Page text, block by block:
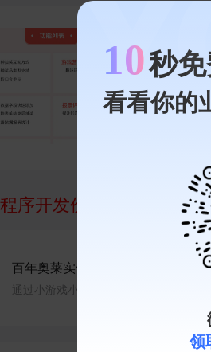
10秒
看看你的
领
全
直播
「全
动
内
率。
序开发价格 相关的案例
百年奥莱实体奥特莱斯线上商城
通过小游戏小程序联动线下门店，实现